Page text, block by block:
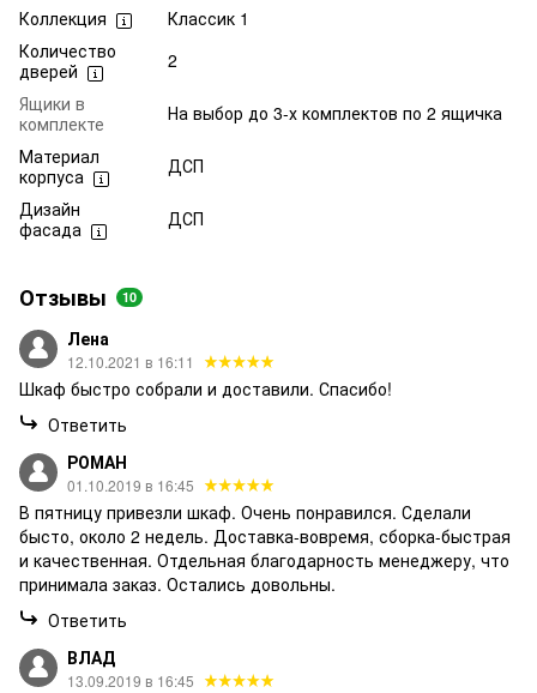
Коллекция
Классик 1
Количество
дверей
2
Ящики в
комплекте
На выбор до 3-х комплектов по 2 ящичка
Материал
корпуса
ДСП
Дизайн
фасада
ДСП
Отзывы 10
Лена
12.10.2021 в 16:11
Шкаф быстро собрали и доставили. Спасибо!
Ответить
РОМАН
01.10.2019 в 16:45
В пятницу привезли шкаф. Очень понравился. Сделали
бысто, около 2 недель. Доставка-вовремя, сборка-быстрая
и качественная. Отдельная благодарность менеджеру, что
принимала заказ. Остались довольны.
Ответить
ВЛАД
13.09.2019 в 16:45